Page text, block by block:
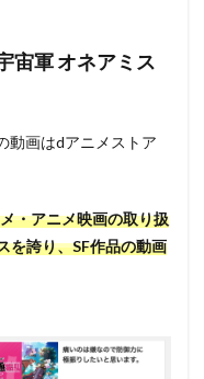
宙軍 オネアミス
動画はdアニメストア
・アニメ映画の取り扱
を誇り、SF作品の動画